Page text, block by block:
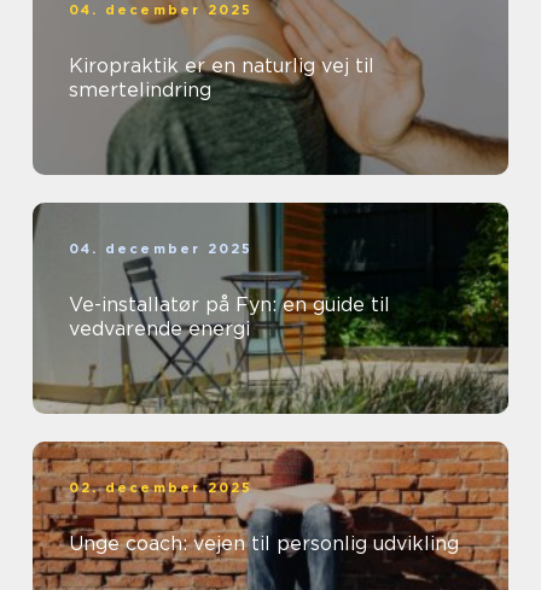
04. december 2025
Kiropraktik er en naturlig vej til
smertelindring
04. december 2025
Ve-installatør på Fyn: en guide til
vedvarende energi
02. december 2025
Unge coach: vejen til personlig udvikling